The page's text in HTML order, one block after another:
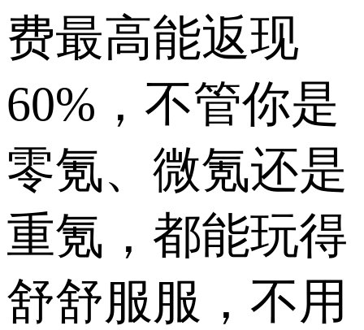
费最高能返现
60%，不管你是
零氪、微氪还是
重氪，都能玩得
舒舒服服，不用